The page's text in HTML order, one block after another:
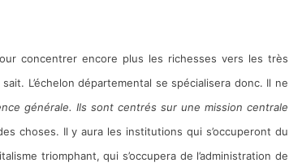
concentrer encore plus les richesses vers les très
L’échelon départemental se spécialisera donc. Il ne
générale. Ils sont centrés sur une mission centrale
choses. Il y aura les institutions qui s’occuperont du
triomphant, qui s’occupera de l’administration de